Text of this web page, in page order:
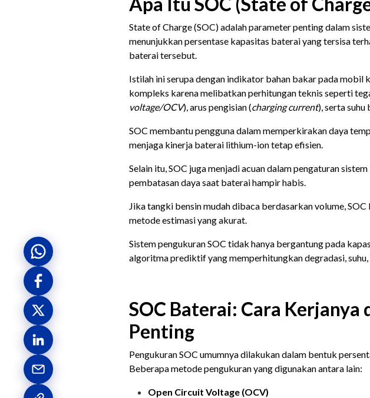
State of Charge (SOC) adalah parameter penting dalam
menunjukkan persentase kapasitas baterai yang tersisa
baterai tersebut.
Istilah ini serupa dengan indikator bahan bakar pada mobil
kompleks karena melibatkan perhitungan teknis seperti
voltage/OCV), arus pengisian (charging current), serta suhu
SOC membantu pengguna dalam memperkirakan daya
menjaga kinerja baterai lithium-ion tetap efisien.
Selain itu, SOC juga menjadi acuan dalam pengaturan
pembatasan daya saat baterai hampir habis.
Jika tangki bensin mudah dibaca berdasarkan volume,
metode estimasi yang akurat.
Sistem pengukuran SOC tidak hanya bergantung pada
algoritma prediktif yang memperhitungkan degradasi,
SOC Baterai: Cara Kerjanya
Penting
Pengukuran SOC umumnya dilakukan dalam bentuk
Beberapa metode pengukuran yang digunakan antara lain:
Open Circuit Voltage (OCV)